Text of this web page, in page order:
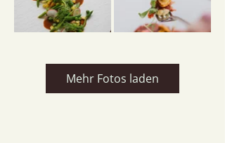
Mehr Fotos laden